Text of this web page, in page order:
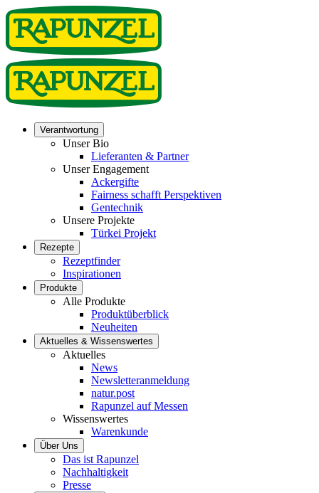
Verantwortung
Unser Bio
Lieferanten & Partner
Unser Engagement
Ackergifte
Fairness schafft Perspektiven
Gentechnik
Unsere Projekte
Türkei Projekt
Rezepte
Rezeptfinder
Inspirationen
Produkte
Alle Produkte
Produktüberblick
Neuheiten
Aktuelles & Wissenswertes
Aktuelles
News
Newsletteranmeldung
natur.post
Rapunzel auf Messen
Wissenswertes
Warenkunde
Über Uns
Das ist Rapunzel
Nachhaltigkeit
Presse